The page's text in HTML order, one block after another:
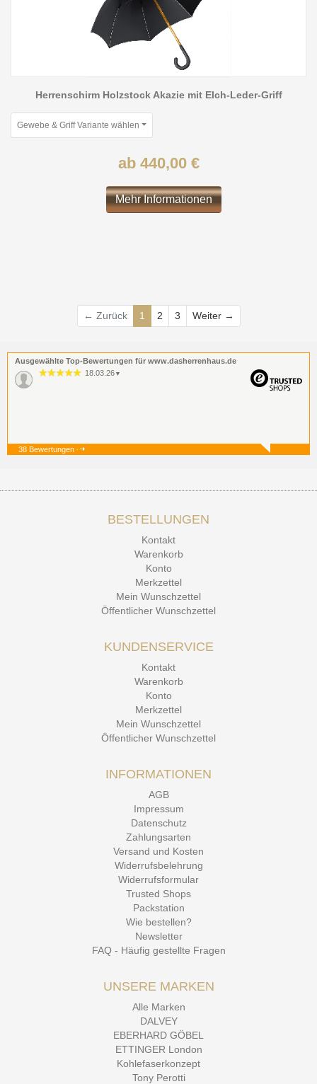
Herrenschirm Holzstock Akazie mit Elch-Leder-Griff
Gewebe & Griff Variante wählen
ab 440,00 €
Mehr Informationen
← Zurück 1 2 3 Weiter →
Ausgewählte Top-Bewertungen für www.dasherrenhaus.de
18.03.26 ▼
▼
38 Bewertungen
BESTELLUNGEN
Kontakt
Warenkorb
Konto
Merkzettel
Mein Wunschzettel
Öffentlicher Wunschzettel
KUNDENSERVICE
Kontakt
Warenkorb
Konto
Merkzettel
Mein Wunschzettel
Öffentlicher Wunschzettel
INFORMATIONEN
AGB
Impressum
Datenschutz
Zahlungsarten
Versand und Kosten
Widerrufsbelehrung
Widerrufsformular
Trusted Shops
Packstation
Wie bestellen?
Newsletter
FAQ - Häufig gestellte Fragen
UNSERE MARKEN
Alle Marken
DALVEY
EBERHARD GÖBEL
ETTINGER London
Kohlefaserkonzept
Tony Perotti